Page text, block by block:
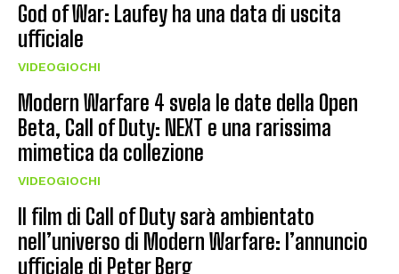
God of War: Laufey ha una data di uscita
ufficiale
VIDEOGIOCHI
Modern Warfare 4 svela le date della Open
Beta, Call of Duty: NEXT e una rarissima
mimetica da collezione
VIDEOGIOCHI
Il film di Call of Duty sarà ambientato
nell’universo di Modern Warfare: l’annuncio
ufficiale di Peter Berg